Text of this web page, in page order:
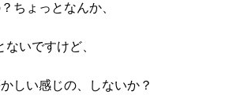
ちょっとなんか、
いですけど、
しい感じの、しないか？